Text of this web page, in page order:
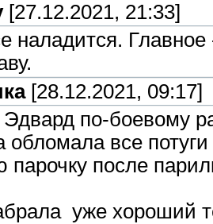
[27.12.2021, 21:33]
наладится.
[28.12.2021, 09:17]
Эдвард по-боевому
обломала все
парочку после
уже хороший